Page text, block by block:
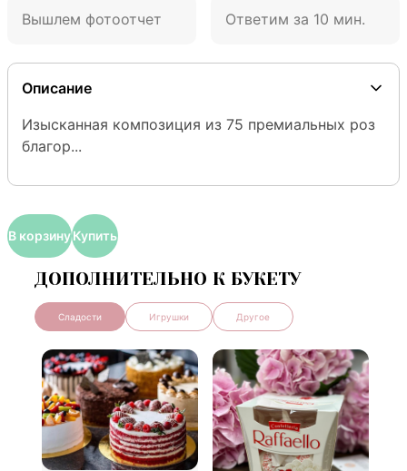
Вышлем фотоотчет Ответим за 10 мин.
Описание
Изысканная композиция из 75 премиальных роз
благор...
В корзинуКупить
ДОПОЛНИТЕЛЬНО К БУКЕТУ
Сладости Игрушки Другое